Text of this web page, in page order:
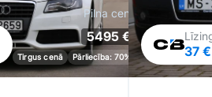
Pilna cena
5495 €
Tirgus cenā Pārliecība: 70% 37 €